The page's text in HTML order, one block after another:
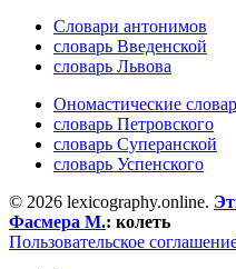
Словари антонимов
словарь Введенской
словарь Львова
Ономастические
словарь Петровского
словарь Суперанской
словарь Успенского
© 2026 lexicography.online.
Фасмера М.: колеть
Пользовательское